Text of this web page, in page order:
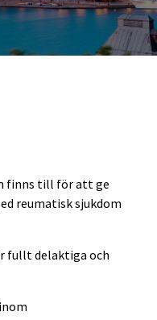
finns till för att ge
reumatisk sjukdom
fullt delaktiga och